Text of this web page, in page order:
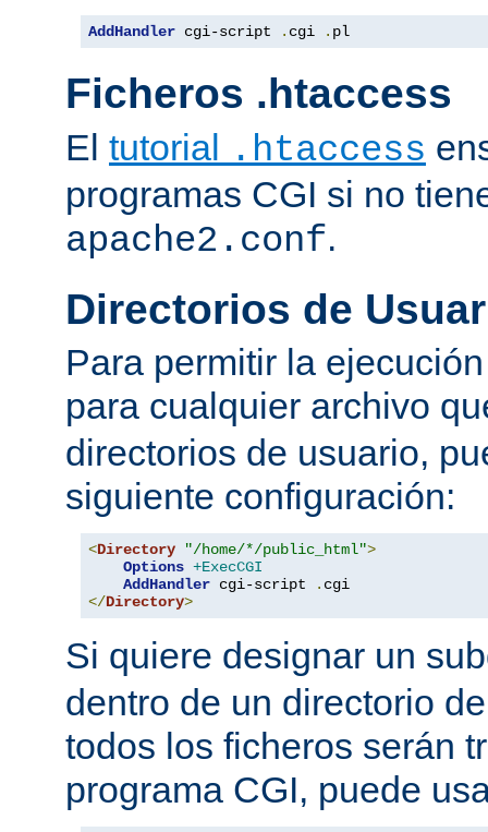
AddHandler cgi-script . cgi . pl
Ficheros .htaccess
El tutorial .htaccess
programas CGI si no
apache2.conf.
Directorios de
Para permitir la
para cualquier archivo
directorios de usuario,
siguiente configuración:
<Directory "/home/*/public_html">
Options +ExecCGI
AddHandler cgi-script .
</Directory>
Si quiere designar un
dentro de un directorio
todos los ficheros serán
programa CGI, puede